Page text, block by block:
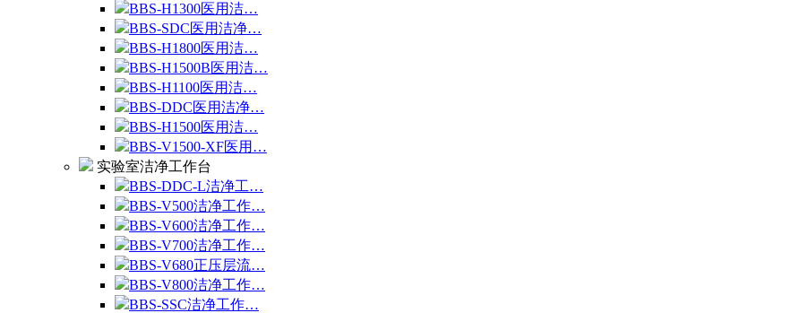
BBS-H1300医用洁…
BBS-SDC医用洁净…
BBS-H1800医用洁…
BBS-H1500B医用洁…
BBS-H1100医用洁…
BBS-DDC医用洁净…
BBS-H1500医用洁…
BBS-V1500-XF医用…
实验室洁净工作台
BBS-DDC-L洁净工…
BBS-V500洁净工作…
BBS-V600洁净工作…
BBS-V700洁净工作…
BBS-V680正压层流…
BBS-V800洁净工作…
BBS-SSC洁净工作…